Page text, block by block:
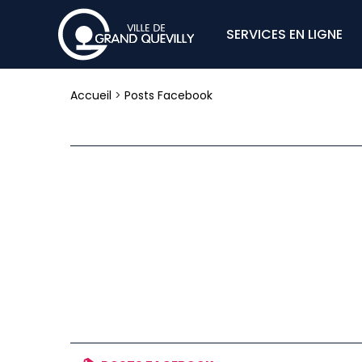
SERVICES EN LIGNE
Accueil > Posts Facebook